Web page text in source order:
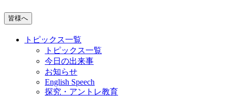
皆様へ
トピックス一覧
トピックス一覧
今日の出来事
お知らせ
English Speech
探究・アントレ教育